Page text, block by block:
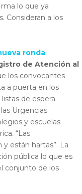
lo que ya
Consideran a los
ronda
de Atención al
los convocantes
a puerta en los
de espera
Urgencias
y escuelas
“Las
están hartas”. La
pública lo que es
conjunto de los